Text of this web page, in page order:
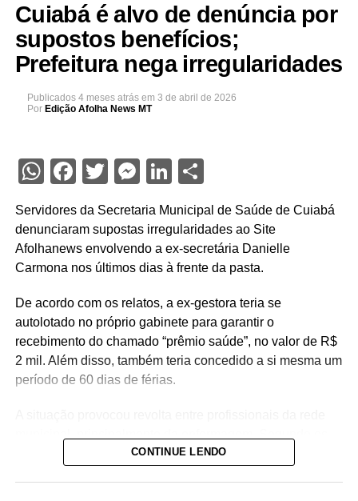
Cuiabá é alvo de denúncia por
supostos benefícios;
Prefeitura nega irregularidades
Publicados 4 meses atrás em 3 de abril de 2026
Por Edição Afolha News MT
WhatsApp
Facebook
Twitter
Messenger
LinkedIn
Share
Servidores da Secretaria Municipal de Saúde de Cuiabá
denunciaram supostas irregularidades ao Site
Afolhanews envolvendo a ex-secretária Danielle
Carmona nos últimos dias à frente da pasta.
De acordo com os relatos, a ex-gestora teria se
autolotado no próprio gabinete para garantir o
recebimento do chamado “prêmio saúde”, no valor de R$
2 mil. Além disso, também teria concedido a si mesma um
período de 60 dias de férias.
denunciantes, a gestão costumava negar pedidos de
CONTINUE LENDO